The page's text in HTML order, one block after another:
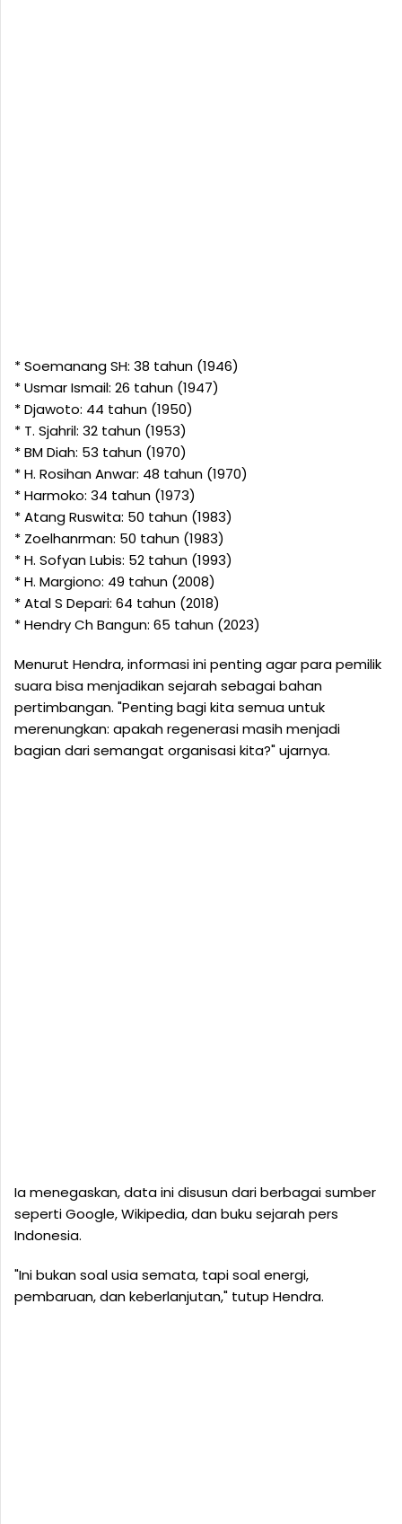
* Soemanang SH: 38 tahun (1946)
* Usmar Ismail: 26 tahun (1947)
* Djawoto: 44 tahun (1950)
* T. Sjahril: 32 tahun (1953)
* BM Diah: 53 tahun (1970)
* H. Rosihan Anwar: 48 tahun (1970)
* Harmoko: 34 tahun (1973)
* Atang Ruswita: 50 tahun (1983)
* Zoelhanrman: 50 tahun (1983)
* H. Sofyan Lubis: 52 tahun (1993)
* H. Margiono: 49 tahun (2008)
* Atal S Depari: 64 tahun (2018)
* Hendry Ch Bangun: 65 tahun (2023)
Menurut Hendra, informasi ini penting agar para pemilik
suara bisa menjadikan sejarah sebagai bahan
pertimbangan. "Penting bagi kita semua untuk
merenungkan: apakah regenerasi masih menjadi
bagian dari semangat organisasi kita?" ujarnya.
Ia menegaskan, data ini disusun dari berbagai sumber
seperti Google, Wikipedia, dan buku sejarah pers
Indonesia.
"Ini bukan soal usia semata, tapi soal energi,
pembaruan, dan keberlanjutan," tutup Hendra.